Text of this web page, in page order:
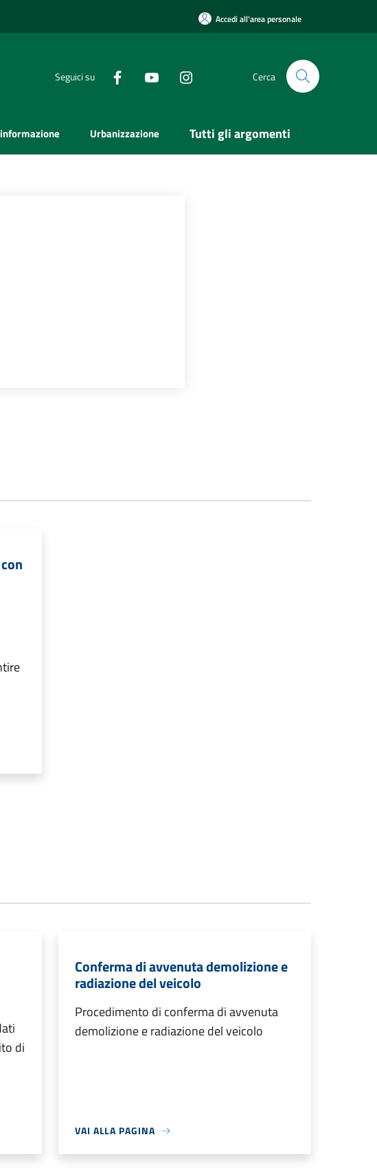
Accedi all'area personale
Seguici su Cerca
Urbanizzazione Tutti gli argomenti
di
Conferma di avvenuta demolizione e
radiazione del veicolo
Procedimento di conferma di avvenuta
demolizione e radiazione del veicolo
VAI ALLA PAGINA